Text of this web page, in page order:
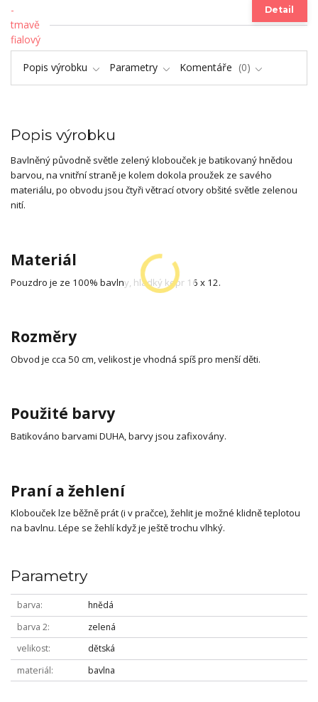
Detail
Popis výrobku Parametry Komentáře 0
Popis výrobku
Bavlněný původně světle zelený klobouček je batikovaný hnědou
barvou, na vnitřní straně je kolem dokola proužek ze savého
materiálu, po obvodu jsou čtyři větrací otvory obšité světle zelenou
nití.
Materiál
Pouzdro je ze 100% bavlny, hladký kepr 16 x 12.
Rozměry
Obvod je cca 50 cm, velikost je vhodná spíš pro menší děti.
Použité barvy
Batikováno barvami DUHA, barvy jsou zafixovány.
Praní a žehlení
Klobouček lze běžně prát (i v pračce), žehlit je možné klidně teplotou
na bavlnu. Lépe se žehlí když je ještě trochu vlhký.
Parametry
barva
hnědá
barva 2
zelená
velikost
dětská
materiál
bavlna